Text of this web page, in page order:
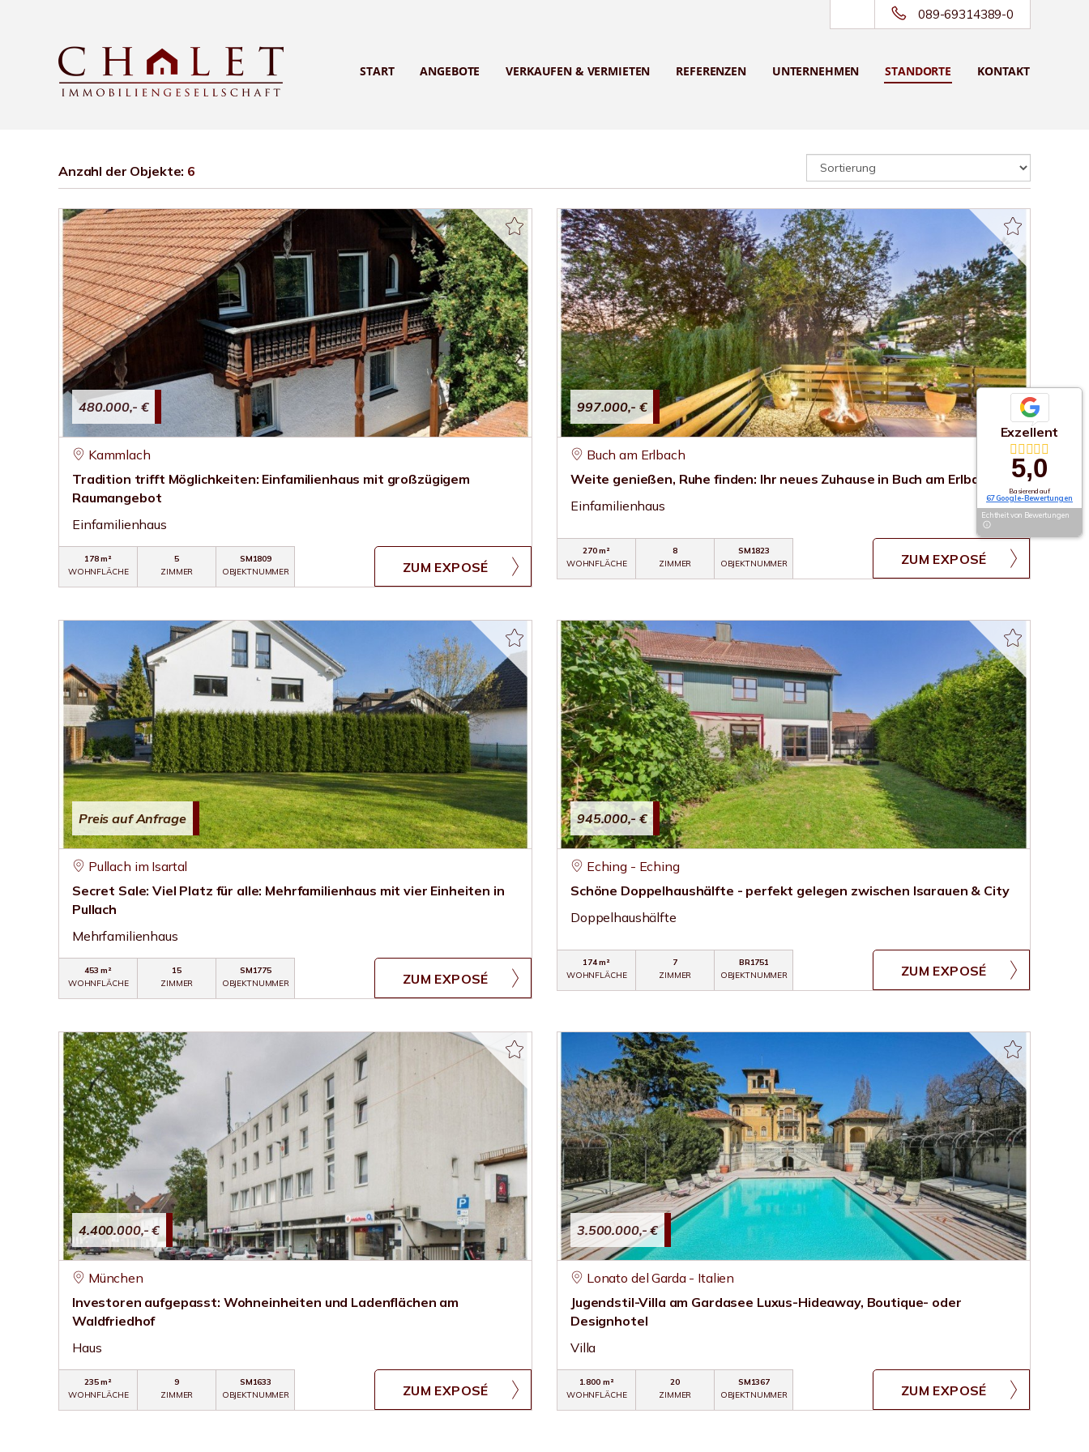
089-69314389-0
START ANGEBOTE VERKAUFEN & VERMIETEN REFERENZEN UNTERNEHMEN STANDORTE KONTAKT
Anzahl der Objekte: 6
480.000,- €
Kammlach
Tradition trifft Möglichkeiten: Einfamilienhaus mit großzügigem
Raumangebot
Einfamilienhaus
178 m²
WOHNFLÄCHE
5
ZIMMER
SM1809
OBJEKTNUMMER
ZUM EXPOSÉ
997.000,- €
Buch am Erlbach
Weite genießen, Ruhe finden: Ihr neues Zuhause in Buch am Erlbach
Einfamilienhaus
270 m²
WOHNFLÄCHE
8
ZIMMER
SM1823
OBJEKTNUMMER
ZUM EXPOSÉ
Preis auf Anfrage
Pullach im Isartal
Secret Sale: Viel Platz für alle: Mehrfamilienhaus mit vier Einheiten in
Pullach
Mehrfamilienhaus
453 m²
WOHNFLÄCHE
15
ZIMMER
SM1775
OBJEKTNUMMER
ZUM EXPOSÉ
945.000,- €
Eching - Eching
Schöne Doppelhaushälfte - perfekt gelegen zwischen Isarauen & City
Doppelhaushälfte
174 m²
WOHNFLÄCHE
7
ZIMMER
BR1751
OBJEKTNUMMER
ZUM EXPOSÉ
4.400.000,- €
München
Investoren aufgepasst: Wohneinheiten und Ladenflächen am
Waldfriedhof
Haus
235 m²
WOHNFLÄCHE
9
ZIMMER
SM1633
OBJEKTNUMMER
ZUM EXPOSÉ
3.500.000,- €
Lonato del Garda - Italien
Jugendstil-Villa am Gardasee Luxus-Hideaway, Boutique- oder
Designhotel
Villa
1.800 m²
WOHNFLÄCHE
20
ZIMMER
SM1367
OBJEKTNUMMER
ZUM EXPOSÉ
Exzellent
5,0
Basierend auf
67 Google-Bewertungen
Echtheit von Bewertungen